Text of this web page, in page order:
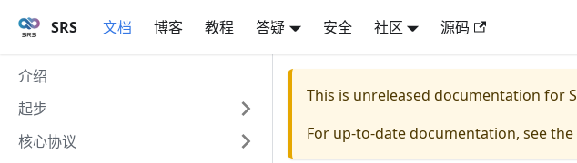
SRS 文档 博客 教程 答疑 安全 社区 源码
介绍
起步
核心协议
This is unreleased documentation for
For up-to-date documentation, see the